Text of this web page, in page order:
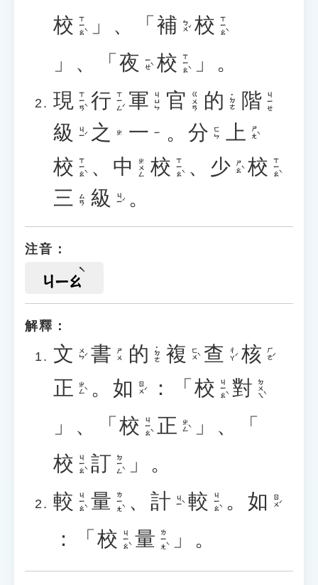
校 ㄒㄧㄠˋ 」、「 補 ㄅㄨˇ 校 ㄒㄧㄠˋ
」、「 夜 ㄧㄝˋ 校 ㄒㄧㄠˋ
」。
現 ㄒㄧㄢˋ 行 ㄒㄧㄥˊ 軍 ㄐㄩㄣ 官 ㄍㄨㄢ 的 ˙ㄉㄜ 階 ㄐㄧㄝ
級 ㄐㄧˊ 之 ㄓ 一 ㄧ 。 分 ㄈㄣ 上 ㄕㄤˋ
校 ㄒㄧㄠˋ 、 中 ㄓㄨㄥ 校 ㄒㄧㄠˋ 、 少 ㄕㄠˋ 校 ㄒㄧㄠˋ
三 ㄙㄢ 級 ㄐㄧˊ 。
注音：
ㄐㄧㄠ
解釋：
文 ㄨㄣˊ 書 ㄕㄨ 的 ˙ㄉㄜ 複 ㄈㄨˋ 查 ㄔㄚˊ 核 ㄏㄜˊ
正 ㄓㄥˋ 。 如 ㄖㄨˊ ：「 校 ㄐㄧㄠˋ 對 ㄉㄨㄟˋ
」、「 校 ㄐㄧㄠˋ 正 ㄓㄥˋ
」、「
校 ㄐㄧㄠˋ 訂 ㄉㄧㄥˋ
」。
較 ㄐㄧㄠˋ 量 ㄌㄧㄤˋ 、 計 ㄐㄧˋ 較 ㄐㄧㄠˋ 。 如 ㄖㄨˊ
：「 校 ㄐㄧㄠˋ 量 ㄌㄧㄤˋ 」。